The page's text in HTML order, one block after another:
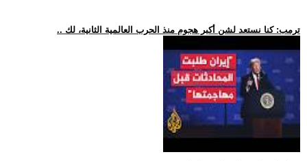
.. ترمب: كنا نستعد لشن أكبر هجوم منذ الحرب العالمية الثانية، لك